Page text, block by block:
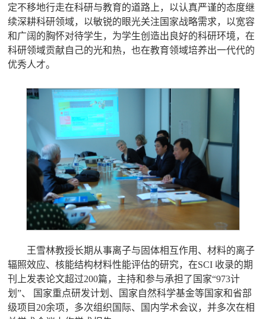
定不移地行走在科研与教育的道路上，以认真严谨的态度继
续深耕科研领域，以敏锐的眼光关注国家战略需求，以宽容
和广阔的胸怀对待学生，为学生创造出良好的科研环境，在
科研领域贡献自己的光和热，也在教育领域培养出一代代的
优秀人才。
王雪林教授长期从事离子与固体相互作用、材料的离子
辐照效应、核能结构材料性能评估的研究，在SCI 收录的期
刊上发表论文超过200篇，主持和参与承担了国家“973计
划”、 国家重点研发计划、国家自然科学基金等国家和省部
级项目 20余项，多次组织国际、国内学术会议，并多次在相